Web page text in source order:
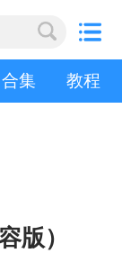
合集 教程
版）